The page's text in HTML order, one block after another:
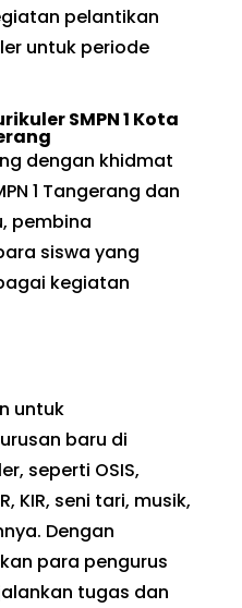
pelantikan
untuk periode
SMPN 1 Kota
dengan khidmat
1 Tangerang dan
pembina
siswa yang
kegiatan
untuk
baru di
seperti OSIS,
KIR, seni tari, musik,
Dengan
para pengurus
tugas dan